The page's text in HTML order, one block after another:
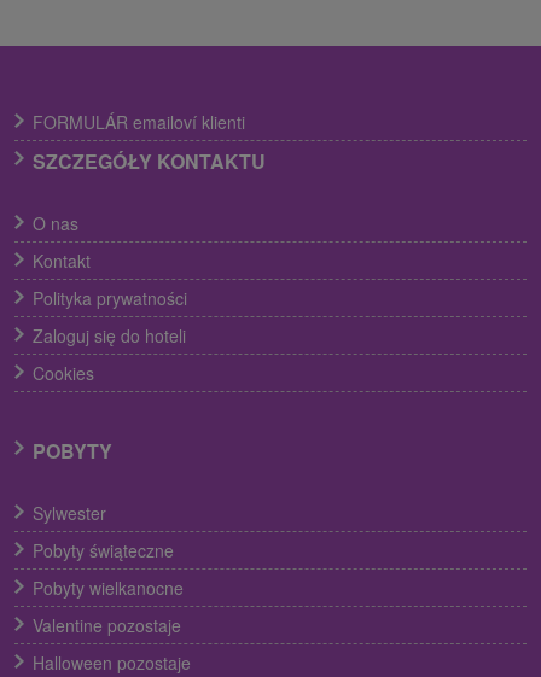
FORMULÁR emailoví klienti
SZCZEGÓŁY KONTAKTU
O nas
Kontakt
Polityka prywatności
Zaloguj się do hoteli
Cookies
POBYTY
Sylwester
Pobyty świąteczne
Pobyty wielkanocne
Valentine pozostaje
Halloween pozostaje